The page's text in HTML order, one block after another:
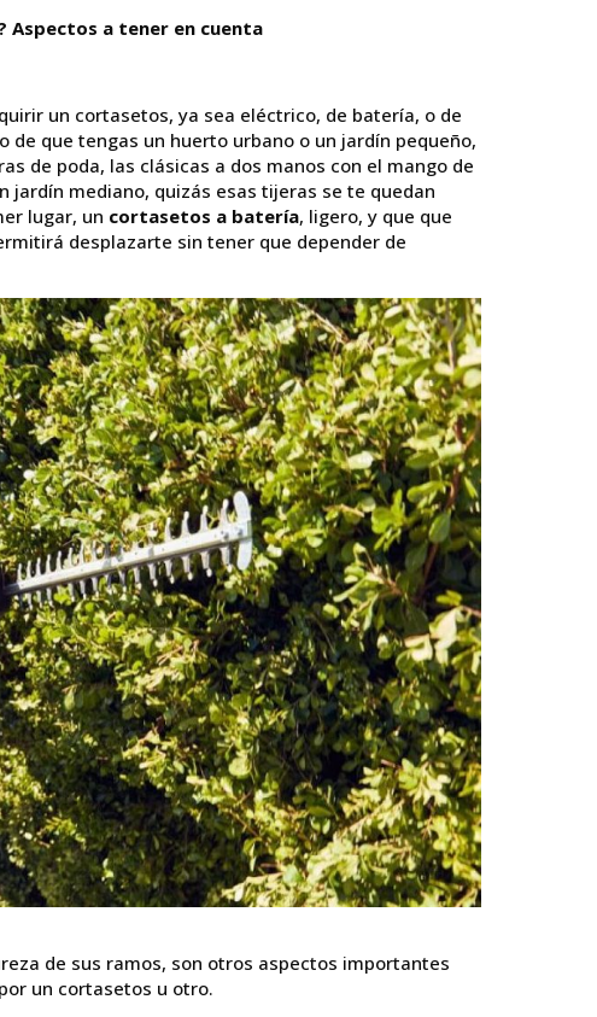
Aspectos a tener en cuenta
un cortasetos, ya sea eléctrico, de batería, o de
de que tengas un huerto urbano o un jardín pequeño,
de poda, las clásicas a dos manos con el mango de
jardín mediano, quizás esas tijeras se te quedan
lugar, un cortasetos a batería, ligero, y que que
desplazarte sin tener que depender de
de sus ramos, son otros aspectos importantes
un cortasetos u otro.